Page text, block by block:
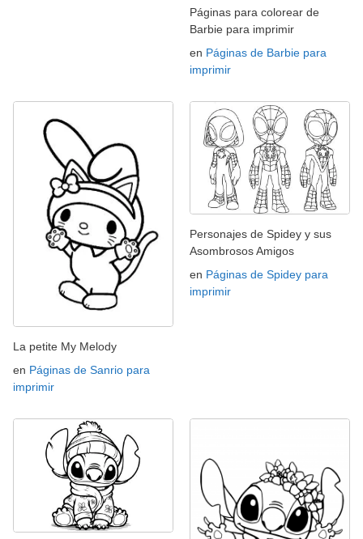
Páginas para colorear de
Barbie para imprimir
en Páginas de Barbie para
imprimir
La petite My Melody
en Páginas de Sanrio para
imprimir
Personajes de Spidey y sus
Asombrosos Amigos
en Páginas de Spidey para
imprimir